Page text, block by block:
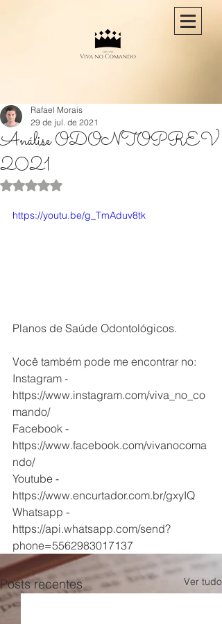
Análise ODONTOPREV
2021
Rafael Morais
29 de jul. de 2021
Avaliado com NaN de 5 estrelas.
https://youtu.be/g_TmAduv8tk
Planos de Saúde Odontológicos.
Você também pode me encontrar no:
Instagram -
https://www.instagram.com/viva_no_co
mando/
Facebook -
https://www.facebook.com/vivanocoma
ndo/
Youtube -
https://www.encurtador.com.br/gxyIQ
Whatsapp -
https://api.whatsapp.com/send?
phone=5562983017137
Posts recentes Ver tudo